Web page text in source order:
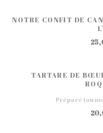
NOTRE CONFIT DE
TARTARE DE
Préparé (ou